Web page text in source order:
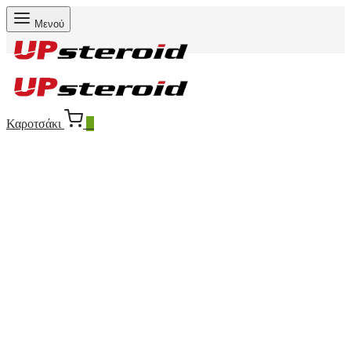
Μενού
Καροτσάκι